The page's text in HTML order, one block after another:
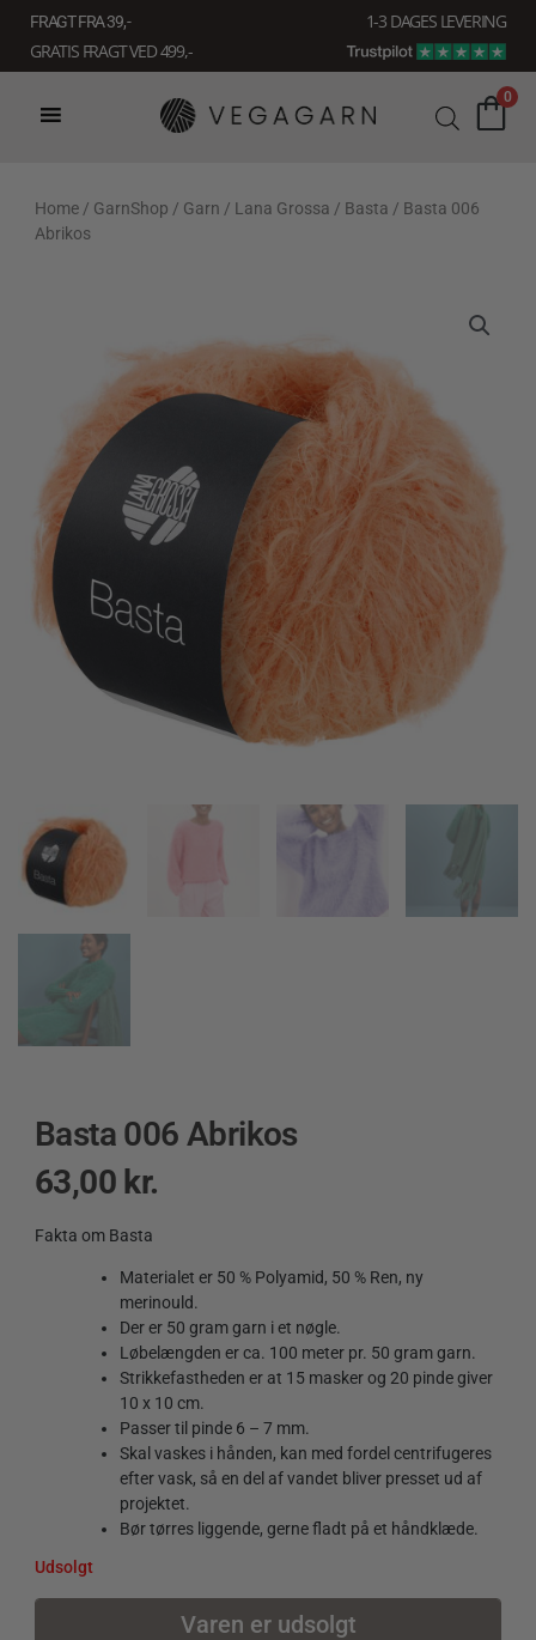
indholdet
FRAGT FRA 39, -
1-3 DAGES LEVERING
GRATIS FRAGT VED 499,-
0
Home / GarnShop / Garn / Lana Grossa / Basta / Basta 006
Abrikos
Basta 006 Abrikos
63,00 kr.
Fakta om Basta
Materialet er 50 % Polyamid, 50 % Ren, ny
merinould.
Der er 50 gram garn i et nøgle.
Løbelængden er ca. 100 meter pr. 50 gram garn.
Strikkefastheden er at 15 masker og 20 pinde giver
10 x 10 cm.
Passer til pinde 6 – 7 mm.
Skal vaskes i hånden, kan med fordel centrifugeres
efter vask, så en del af vandet bliver presset ud af
projektet.
Bør tørres liggende, gerne fladt på et håndklæde.
Udsolgt
Varen er udsolgt